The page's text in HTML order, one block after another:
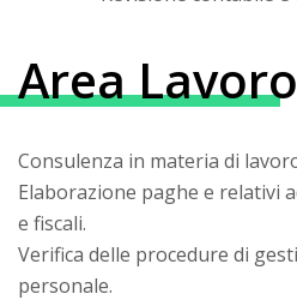
Area Lavoro
Consulenza in materia di
Elaborazione paghe e relativi
e fiscali.
Verifica delle procedure di
personale.